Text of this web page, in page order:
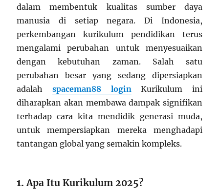
dalam membentuk kualitas sumber daya
manusia di setiap negara. Di Indonesia,
perkembangan kurikulum pendidikan terus
mengalami perubahan untuk menyesuaikan
dengan kebutuhan zaman. Salah satu
perubahan besar yang sedang dipersiapkan
adalah spaceman88 login
Kurikulum ini
diharapkan akan membawa dampak signifikan
terhadap cara kita mendidik generasi muda,
untuk mempersiapkan mereka menghadapi
tantangan global yang semakin kompleks.
1.Apa Itu Kurikulum 2025?